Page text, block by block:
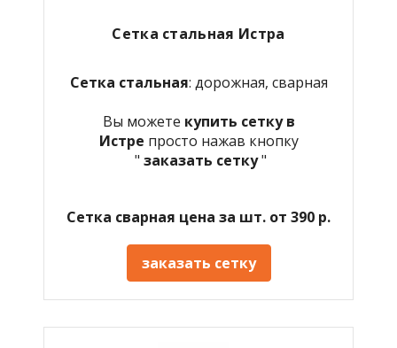
Сетка стальная Истра
Сетка стальная: дорожная, сварная
Вы можете купить сетку в
Истре просто нажав кнопку
" заказать сетку"
Сетка сварная цена за шт. от 390 р.
заказать сетку